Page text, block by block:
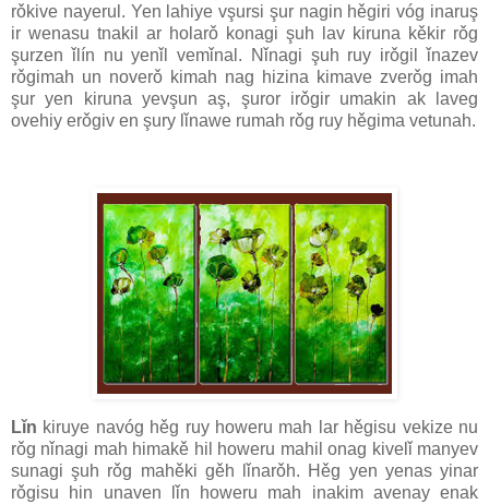
rǒkive nayerul. Yen lahiye vşursi şur nagin hěgiri vóg inaruş
ir wenasu tnakil ar holarǒ konagi şuh lav kiruna kěkir rǒg
şurzen ǐlín nu yenǐl vemǐnal. Nǐnagi şuh ruy irǒgil ǐnazev
rǒgimah un noverǒ kimah nag hizina kimave zverǒg imah
şur yen kiruna yevşun aş, şuror irǒgir umakin ak laveg
ovehiy erǒgiv en şury lǐnawe rumah rǒg ruy hěgima vetunah.
Lǐn kiruye navóg hěg ruy howeru mah lar hěgisu vekize nu
rǒg nǐnagi mah himakě hil howeru mahil onag kivelǐ manyev
sunagi şuh rǒg mahěki gěh lǐnarǒh. Hěg yen yenas yinar
rǒgisu hin unaven lǐn howeru mah inakim avenay enak